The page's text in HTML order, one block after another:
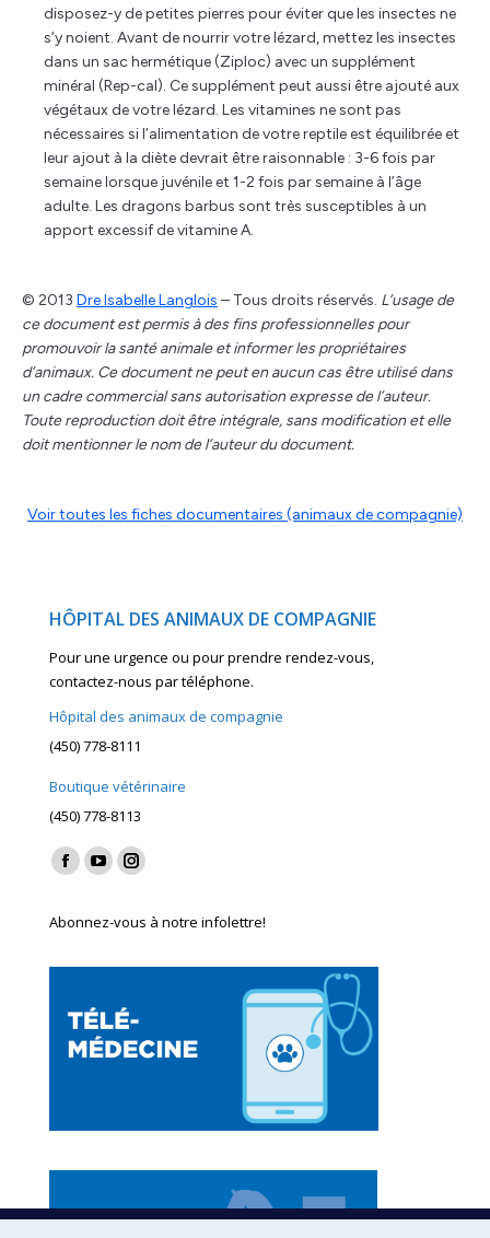
disposez-y de petites pierres pour éviter que les insectes ne
s’y noient. Avant de nourrir votre lézard, mettez les insectes
dans un sac hermétique (Ziploc) avec un supplément
minéral (Rep-cal). Ce supplément peut aussi être ajouté aux
végétaux de votre lézard. Les vitamines ne sont pas
nécessaires si l’alimentation de votre reptile est équilibrée et
leur ajout à la diète devrait être raisonnable : 3-6 fois par
semaine lorsque juvénile et 1-2 fois par semaine à l’âge
adulte. Les dragons barbus sont très susceptibles à un
apport excessif de vitamine A.
© 2013 Dre Isabelle Langlois – Tous droits réservés. L’usage de
ce document est permis à des fins professionnelles pour
promouvoir la santé animale et informer les propriétaires
d’animaux. Ce document ne peut en aucun cas être utilisé dans
un cadre commercial sans autorisation expresse de l’auteur.
Toute reproduction doit être intégrale, sans modification et elle
doit mentionner le nom de l’auteur du document.
Voir toutes les fiches documentaires (animaux de compagnie)
HÔPITAL DES ANIMAUX DE COMPAGNIE
Pour une urgence ou pour prendre rendez-vous,
contactez-nous par téléphone.
Hôpital des animaux de compagnie
(450) 778-8111
Boutique vétérinaire
(450) 778-8113
Find us on:
Facebook
opens
window
YouTube
opens
window
Instagram
opens
window
Abonnez-vous à notre infolettre!